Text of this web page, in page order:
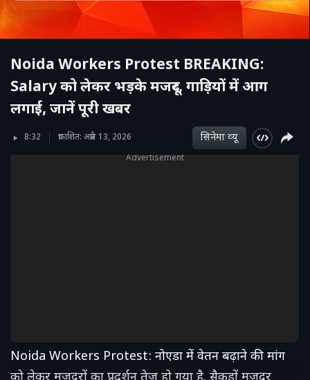
Noida Workers Protest BREAKING:
Salary को लेकर भड़के मजदूर, गाड़ियों में आग
लगाई, जानें पूरी खबर
8:32 प्रकाशित: अप्रैल 13, 2026 सिनेमा व्‍यू
Advertisement
Noida Workers Protest: नोएडा में वेतन बढ़ाने की मांग